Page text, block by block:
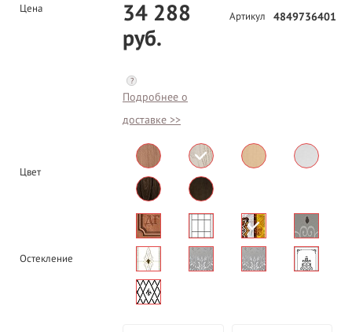
Цена
34 288
руб.
?
Подробнее о
доставке >>
Артикул 4849736401
Цвет
Остекление